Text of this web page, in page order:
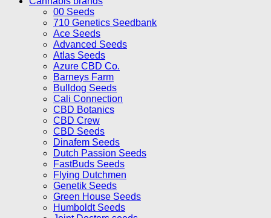
00 Seeds
710 Genetics Seedbank
Ace Seeds
Advanced Seeds
Atlas Seeds
Azure CBD Co.
Barneys Farm
Bulldog Seeds
Cali Connection
CBD Botanics
CBD Crew
CBD Seeds
Dinafem Seeds
Dutch Passion Seeds
FastBuds Seeds
Flying Dutchmen
Genetik Seeds
Green House Seeds
Humboldt Seeds